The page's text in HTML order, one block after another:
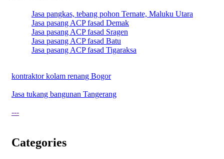
Jasa pangkas, tebang pohon Ternate, Maluku Utara
Jasa pasang ACP fasad Demak
Jasa pasang ACP fasad Sragen
Jasa pasang ACP fasad Batu
Jasa pasang ACP fasad Tigaraksa
kontraktor kolam renang Bogor
Jasa tukang bangunan Tangerang
---
Categories